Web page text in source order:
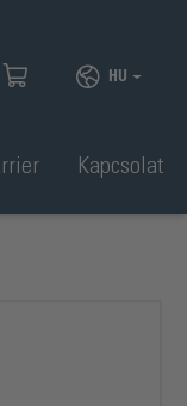
HU
Kapcsolat